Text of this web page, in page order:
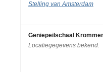
Stelling van Amsterdam
Geniepeilschaal
Locatiegegevens bekend.